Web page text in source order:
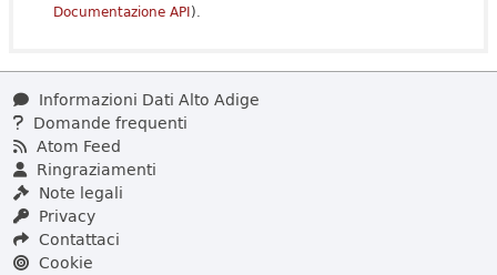
Documentazione API).
Informazioni Dati Alto Adige
Domande frequenti
Atom Feed
Ringraziamenti
Note legali
Privacy
Contattaci
Cookie